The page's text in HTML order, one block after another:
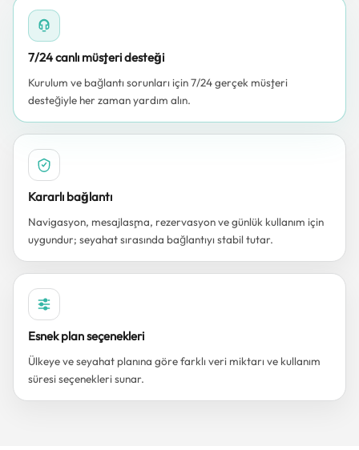
7/24 canlı müşteri desteği
Kurulum ve bağlantı sorunları için 7/24 gerçek müşteri
desteğiyle her zaman yardım alın.
Kararlı bağlantı
Navigasyon, mesajlaşma, rezervasyon ve günlük kullanım için
uygundur; seyahat sırasında bağlantıyı stabil tutar.
Esnek plan seçenekleri
Ülkeye ve seyahat planına göre farklı veri miktarı ve kullanım
süresi seçenekleri sunar.